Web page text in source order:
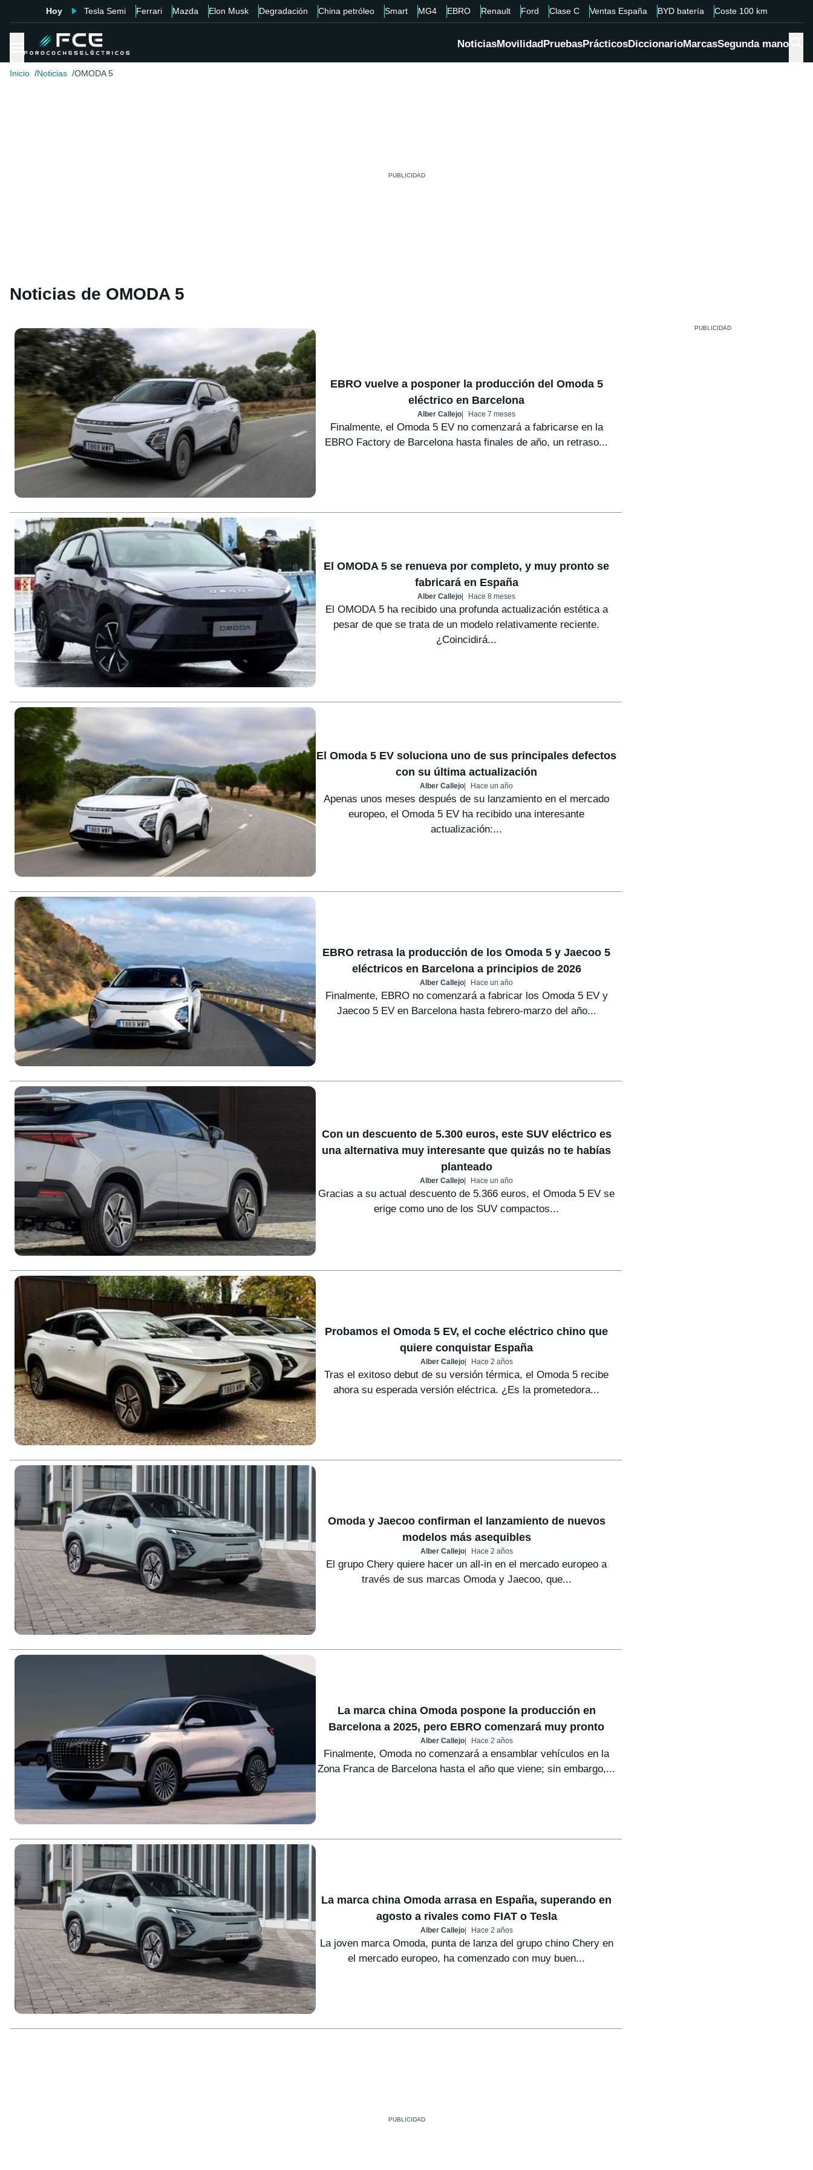
Hoy Tesla Semi Ferrari Mazda Elon Musk Degradación China petróleo Smart MG4 EBRO Renault Ford Clase C Ventas España BYD batería Coste 100 km
NoticiasMovilidadPruebasPrácticosDiccionarioMarcasSegunda mano
Inicio Noticias OMODA 5
Noticias de OMODA 5
EBRO vuelve a posponer la producción del Omoda 5
eléctrico en Barcelona
Alber Callejo Hace 7 meses
Finalmente, el Omoda 5 EV no comenzará a fabricarse en la
EBRO Factory de Barcelona hasta finales de año, un retraso...
El OMODA 5 se renueva por completo, y muy pronto se
fabricará en España
Alber Callejo Hace 8 meses
El OMODA 5 ha recibido una profunda actualización estética a
pesar de que se trata de un modelo relativamente reciente.
¿Coincidirá...
El Omoda 5 EV soluciona uno de sus principales defectos
con su última actualización
Alber Callejo Hace un año
Apenas unos meses después de su lanzamiento en el mercado
europeo, el Omoda 5 EV ha recibido una interesante
actualización:...
EBRO retrasa la producción de los Omoda 5 y Jaecoo 5
eléctricos en Barcelona a principios de 2026
Alber Callejo Hace un año
Finalmente, EBRO no comenzará a fabricar los Omoda 5 EV y
Jaecoo 5 EV en Barcelona hasta febrero-marzo del año...
Con un descuento de 5.300 euros, este SUV eléctrico es
una alternativa muy interesante que quizás no te habías
planteado
Alber Callejo Hace un año
Gracias a su actual descuento de 5.366 euros, el Omoda 5 EV se
erige como uno de los SUV compactos...
Probamos el Omoda 5 EV, el coche eléctrico chino que
quiere conquistar España
Alber Callejo Hace 2 años
Tras el exitoso debut de su versión térmica, el Omoda 5 recibe
ahora su esperada versión eléctrica. ¿Es la prometedora...
Omoda y Jaecoo confirman el lanzamiento de nuevos
modelos más asequibles
Alber Callejo Hace 2 años
El grupo Chery quiere hacer un all-in en el mercado europeo a
través de sus marcas Omoda y Jaecoo, que...
La marca china Omoda pospone la producción en
Barcelona a 2025, pero EBRO comenzará muy pronto
Alber Callejo Hace 2 años
Finalmente, Omoda no comenzará a ensamblar vehículos en la
Zona Franca de Barcelona hasta el año que viene; sin embargo,...
La marca china Omoda arrasa en España, superando en
agosto a rivales como FIAT o Tesla
Alber Callejo Hace 2 años
La joven marca Omoda, punta de lanza del grupo chino Chery en
el mercado europeo, ha comenzado con muy buen...